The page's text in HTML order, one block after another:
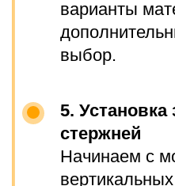
ОСТАВЬТЕ ЗАЯВКУ.
Наш эксперт по вопросам
заземления, Василий, вас
проконсультирует.